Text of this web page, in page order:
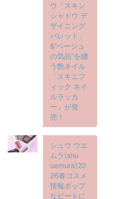
ウ「スキン
シャドウ デ
ザイニング
パレット」
&“ベージュ
の気品”を纏
う艶ネイル
「スキニフ
ィック ネイ
ルラッカ
ー」が発
売！
シュウ ウエ
ムラ(shu
uemura)20
26春コスメ
情報ポップ
なビートに